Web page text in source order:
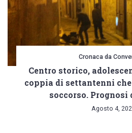
Cronaca da
Centro storico,
coppia di settantenni
soccorso. Prognosi
Agosto 4,